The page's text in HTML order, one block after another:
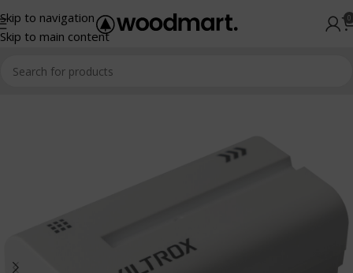
Skip to navigation
Skip to main content
0